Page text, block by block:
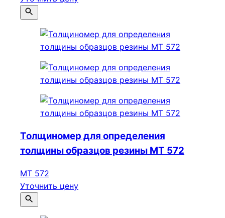
Толщиномер для определения
толщины образцов резины МТ 572
МТ 572
Уточнить цену